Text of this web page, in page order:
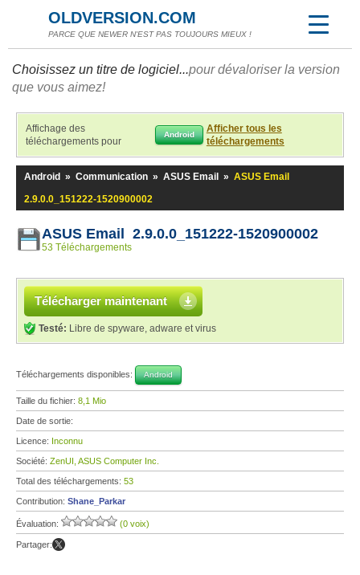
OLDVERSION.COM
PARCE QUE NEWER N'EST PAS TOUJOURS MIEUX !
Choisissez un titre de logiciel...pour dévaloriser la version
que vous aimez!
Affichage des
téléchargements pour
Android
Afficher tous les
téléchargements
Android » Communication » ASUS Email » ASUS Email
2.9.0.0_151222-1520900002
ASUS Email 2.9.0.0_151222-1520900002
53 Téléchargements
Télécharger maintenant
Testé: Libre de spyware, adware et virus
Téléchargements disponibles: Android
Taille du fichier: 8,1 Mio
Date de sortie:
Licence: Inconnu
Société: ZenUI, ASUS Computer Inc.
Total des téléchargements: 53
Contribution: Shane_Parkar
Évaluation: (0 voix)
Partager: